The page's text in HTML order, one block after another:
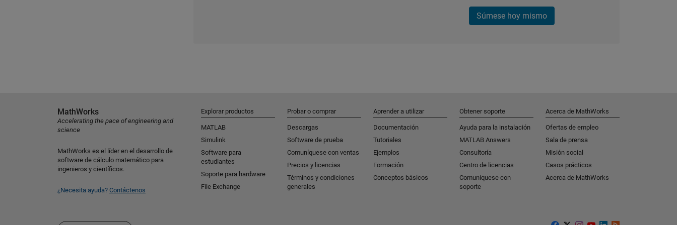
Súmese hoy mismo
MathWorks
Accelerating the pace of engineering and
science
MathWorks es el líder en el desarrollo de
software de cálculo matemático para
ingenieros y científicos.
¿Necesita ayuda? Contáctenos
Explorar productos
MATLAB
Simulink
Software para
estudiantes
Soporte para hardware
File Exchange
Probar o comprar
Descargas
Software de prueba
Comuníquese con ventas
Precios y licencias
Términos y condiciones
generales
Aprender a utilizar
Documentación
Tutoriales
Ejemplos
Formación
Conceptos básicos
Obtener soporte
Ayuda para la instalación
MATLAB Answers
Consultoría
Centro de licencias
Comuníquese con
soporte
Acerca de MathWorks
Ofertas de empleo
Sala de prensa
Misión social
Casos prácticos
Acerca de MathWorks